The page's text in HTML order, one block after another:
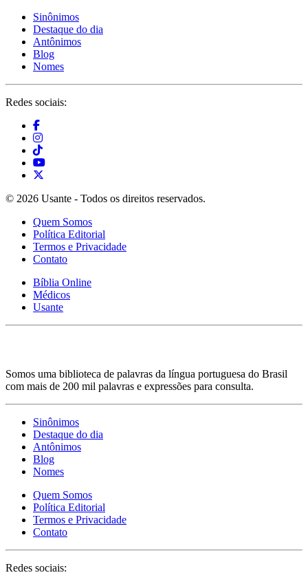
Sinônimos
Destaque do dia
Antônimos
Blog
Nomes
Redes sociais:
© 2026 Usante - Todos os direitos reservados.
Quem Somos
Política Editorial
Termos e Privacidade
Contato
Bíblia Online
Médicos
Usante
Somos uma biblioteca de palavras da língua portuguesa do Brasil
com mais de 200 mil palavras e expressões para consulta.
Sinônimos
Destaque do dia
Antônimos
Blog
Nomes
Quem Somos
Política Editorial
Termos e Privacidade
Contato
Redes sociais: